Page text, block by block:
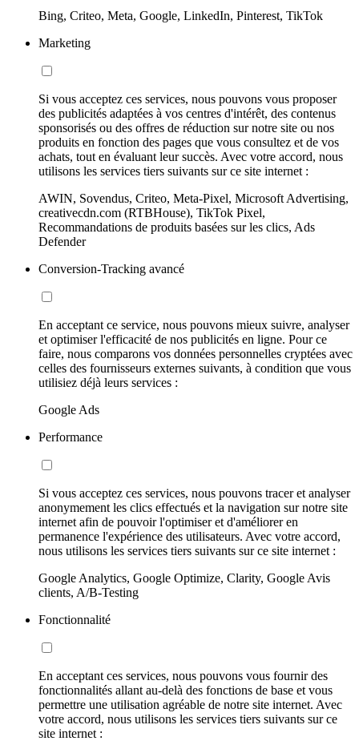
Bing, Criteo, Meta, Google, LinkedIn, Pinterest, TikTok
Marketing
Si vous acceptez ces services, nous pouvons vous proposer
des publicités adaptées à vos centres d'intérêt, des contenus
sponsorisés ou des offres de réduction sur notre site ou nos
produits en fonction des pages que vous consultez et de vos
achats, tout en évaluant leur succès. Avec votre accord, nous
utilisons les services tiers suivants sur ce site internet :
AWIN, Sovendus, Criteo, Meta-Pixel, Microsoft Advertising,
creativecdn.com (RTBHouse), TikTok Pixel,
Recommandations de produits basées sur les clics, Ads
Defender
Conversion-Tracking avancé
En acceptant ce service, nous pouvons mieux suivre, analyser
et optimiser l'efficacité de nos publicités en ligne. Pour ce
faire, nous comparons vos données personnelles cryptées avec
celles des fournisseurs externes suivants, à condition que vous
utilisiez déjà leurs services :
Google Ads
Performance
Si vous acceptez ces services, nous pouvons tracer et analyser
anonymement les clics effectués et la navigation sur notre site
internet afin de pouvoir l'optimiser et d'améliorer en
permanence l'expérience des utilisateurs. Avec votre accord,
nous utilisons les services tiers suivants sur ce site internet :
Google Analytics, Google Optimize, Clarity, Google Avis
clients, A/B-Testing
Fonctionnalité
En acceptant ces services, nous pouvons vous fournir des
fonctionnalités allant au-delà des fonctions de base et vous
permettre une utilisation agréable de notre site internet. Avec
votre accord, nous utilisons les services tiers suivants sur ce
site internet :